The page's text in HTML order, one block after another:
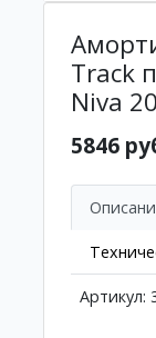
Track
Niva
5846
Артикул: